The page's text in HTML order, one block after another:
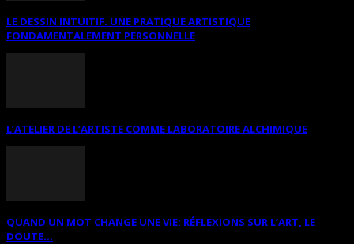
LE DESSIN INTUITIF. UNE PRATIQUE ARTISTIQUE
FONDAMENTALEMENT PERSONNELLE
L’ATELIER DE L’ARTISTE COMME LABORATOIRE ALCHIMIQUE
QUAND UN MOT CHANGE UNE VIE: RÉFLEXIONS SUR L’ART, LE
DOUTE...